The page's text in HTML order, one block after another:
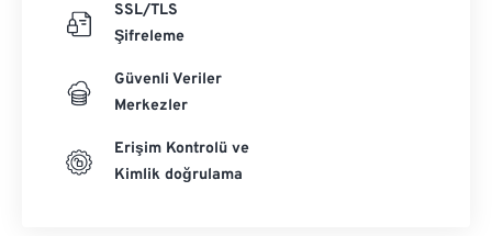
SSL/TLS
Şifreleme
Güvenli Veriler
Merkezler
Erişim Kontrolü ve
Kimlik doğrulama